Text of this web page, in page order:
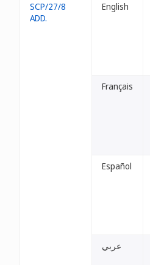
SCP/27/8
ADD.
English
Français
Español
عربي